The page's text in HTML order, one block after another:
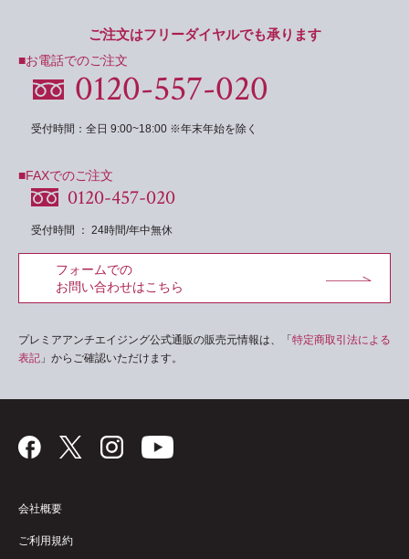
ご注文はフリーダイヤルでも承ります
■お電話でのご注文
0120-557-020
受付時間：全日 9:00~18:00 ※年末年始を除く
■FAXでのご注文
0120-457-020
受付時間 ： 24時間/年中無休
フォームでの
お問い合わせはこちら
プレミアアンチエイジング公式通販の販売元情報は、「 特定商取引法による
表記 」からご確認いただけます。
会社概要
ご利用規約